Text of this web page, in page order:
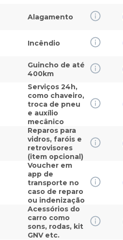
Alagamento
Incêndio
Guincho de até
400km
Serviços 24h,
como chaveiro,
troca de pneu
e auxílio
mecânico
Reparos para
vidros, faróis e
retrovisores
(item opcional)
Voucher em
app de
transporte no
caso de reparo
ou indenização
Acessórios do
carro como
sons, rodas, kit
GNV etc.